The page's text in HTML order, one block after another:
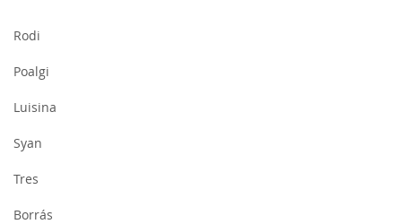
Rodi
Poalgi
Luisina
Syan
Tres
Borrás